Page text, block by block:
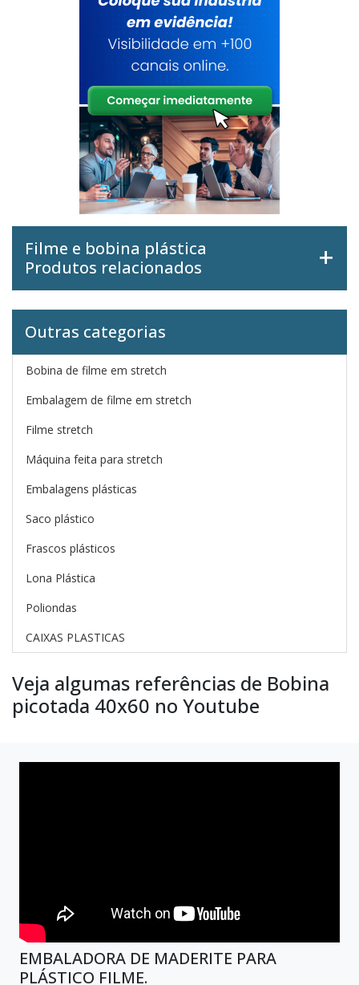
Filme e bobina plástica
Produtos relacionados
Outras categorias
Bobina de filme em stretch
Embalagem de filme em stretch
Filme stretch
Máquina feita para stretch
Embalagens plásticas
Saco plástico
Frascos plásticos
Lona Plástica
Poliondas
CAIXAS PLASTICAS
Veja algumas referências de Bobina
picotada 40x60 no Youtube
EMBALADORA DE MADERITE PARA
PLÁSTICO FILME.